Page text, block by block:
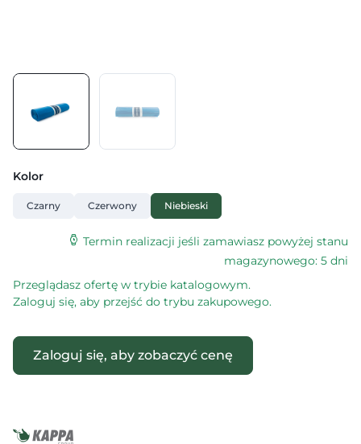
Kolor
Czarny Czerwony Niebieski
Termin realizacji jeśli zamawiasz powyżej stanu
magazynowego: 5 dni
Przeglądasz ofertę w trybie katalogowym.
Zaloguj się, aby przejść do trybu zakupowego.
Zaloguj się, aby zobaczyć cenę